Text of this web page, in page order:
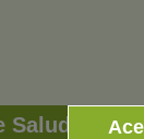
Salud y